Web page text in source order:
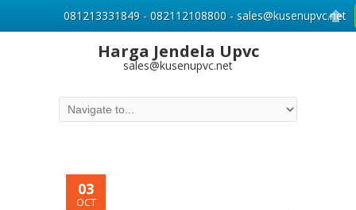
Harga Jendela Upvc
sales@kusenupvc.net
03
OCT
081213331849 - 082112108800 - sales@kusenupvc.net